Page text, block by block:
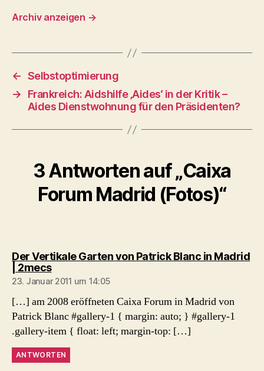
Archiv anzeigen →
← Selbstoptimierung
→
Frankreich: Aidshilfe ‚Aides‘ in der Kritik –
Aides Dienstwohnung für den Präsidenten?
3 Antworten auf „Caixa
Forum Madrid (Fotos)“
Der Vertikale Garten von Patrick Blanc in Madrid
| 2mecssagt:
23. Januar 2011 um 14:05
[…] am 2008 eröffneten Caixa Forum in Madrid von
Patrick Blanc #gallery-1 { margin: auto; } #gallery-1
.gallery-item { float: left; margin-top: […]
ANTWORTEN